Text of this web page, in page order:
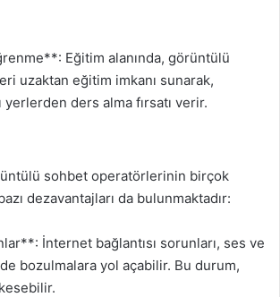
Eğitim alanında, görüntülü
uzaktan eğitim imkanı sunarak,
ders alma fırsatı verir.
sohbet operatörlerinin birçok
dezavantajları da bulunmaktadır:
İnternet bağlantısı sorunları, ses ve
bozulmalara yol açabilir. Bu durum,